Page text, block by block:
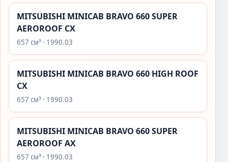
MITSUBISHI MINICAB BRAVO 660 SUPER
AEROROOF CX
657 см³ · 1990.03
MITSUBISHI MINICAB BRAVO 660 HIGH ROOF
CX
657 см³ · 1990.03
MITSUBISHI MINICAB BRAVO 660 SUPER
AEROROOF AX
657 см³ · 1990.03